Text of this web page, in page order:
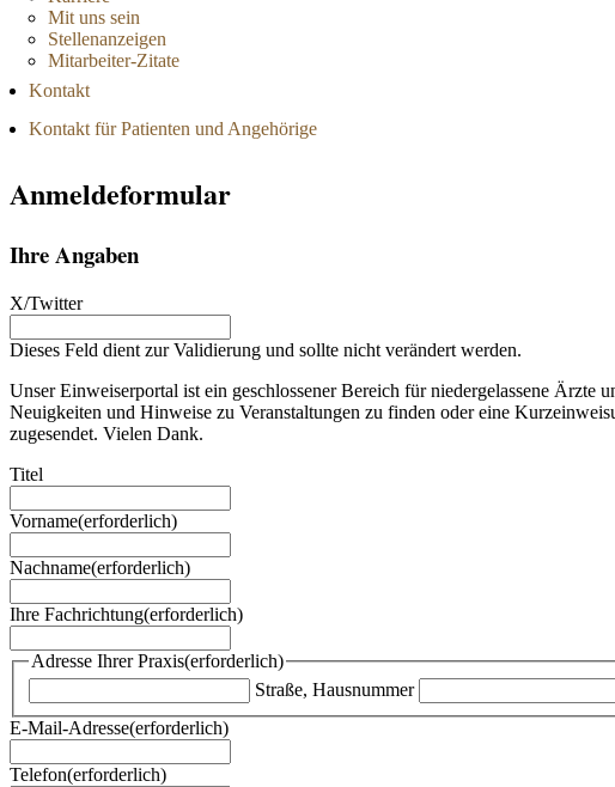
Mit uns sein
Stellenanzeigen
Mitarbeiter-Zitate
Kontakt
Kontakt für Patienten und Angehörige
Anmeldeformular
Ihre Angaben
X/Twitter
Dieses Feld dient zur Validierung und sollte nicht verändert werden.
Unser Einweiserportal ist ein geschlossener Bereich für niedergelassene
Neuigkeiten und Hinweise zu Veranstaltungen zu finden oder eine
zugesendet. Vielen Dank.
Titel
Vorname(erforderlich)
Nachname(erforderlich)
Ihre Fachrichtung(erforderlich)
Adresse Ihrer Praxis(erforderlich)
Straße, Hausnummer
E-Mail-Adresse(erforderlich)
Telefon(erforderlich)